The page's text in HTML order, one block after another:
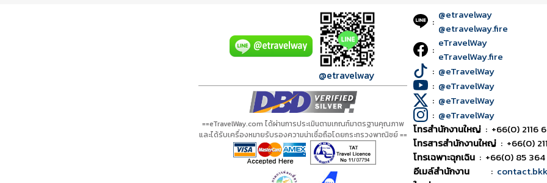
@etravelway
==eTravelWay.com ได้ผ่านการประเมินตามเกณฑ์มาตรฐานคุณภาพ
และได้รับเครื่องหมายรับรองความน่าเชื่อถือโดยกระทรวงพาณิชย์ ==
: @etravelway
@etravelway.fire
: eTravelWay
eTravelWay.fire
: @eTravelWay
: @eTravelWay
: @eTravelWay
: @eTravelWay
โทรสำนักงานใหญ่ : +66(0) 2116
โทรสารสำนักงานใหญ่ : +66(0)
โทรเฉพาะฉุกเฉิน : +66(0) 85
อีเมล์สำนักงาน
: